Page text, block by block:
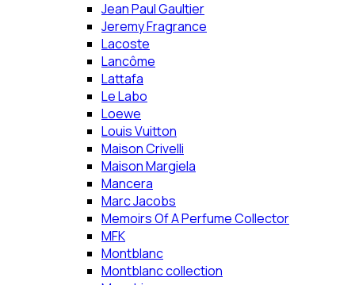
Jean Paul Gaultier
Jeremy Fragrance
Lacoste
Lancôme
Lattafa
Le Labo
Loewe
Louis Vuitton
Maison Crivelli
Maison Margiela
Mancera
Marc Jacobs
Memoirs Of A Perfume Collector
MFK
Montblanc
Montblanc collection